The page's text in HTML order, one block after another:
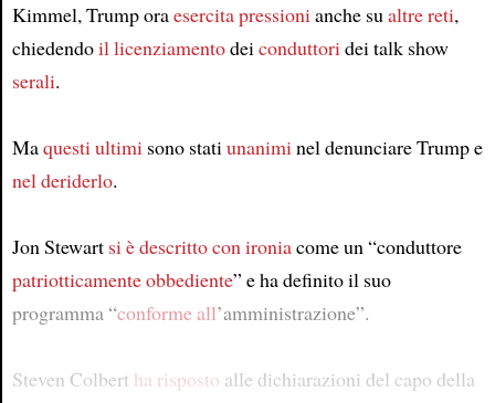
Kimmel, Trump oraesercita pressionianche sualtre reti,
chiedendoil licenziamentodeiconduttoridei talk show
serali.
Maquesti ultimisono statiunaniminel denunciare Trump e
nel deriderlo.
Jon Stewart si è descritto con ironiacome un “conduttore
patriotticamente obbediente” e ha definito il suo
programma “conforme all’amministrazione”.
Steven Colbert ha risposto alle dichiarazioni del capo della